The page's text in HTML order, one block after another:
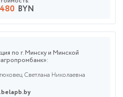
BYN
по г. Минску и Минской
Светлана Николаевна